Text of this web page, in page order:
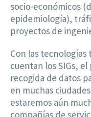
socio-económicos
epidemiología),
proyectos de
Con las tecnologías
cuentan los SIGs,
recogida de datos
en muchas
estaremos aún
compañías de